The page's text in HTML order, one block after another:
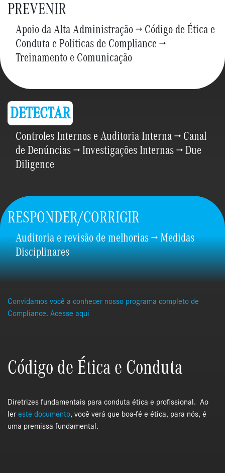
PREVENIR
Apoio da Alta Administração → Código de Ética e
Conduta e Políticas de Compliance →
Treinamento e Comunicação
DETECTAR
Controles Internos e Auditoria Interna → Canal
de Denúncias → Investigações Internas → Due
Diligence
RESPONDER/CORRIGIR
Auditoria e revisão de melhorias → Medidas
Disciplinares
Convidamos você a conhecer nosso programa completo de
Compliance. Acesse aqui
Código de Ética e Conduta
Diretrizes fundamentais para conduta ética e profissional. Ao
lereste documento, você verá que boa-fé e ética, para nós, é
uma premissa fundamental.